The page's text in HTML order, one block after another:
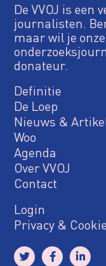
De VVOJ is een
journalisten.
maar wil je
donateur.
Definitie
De Loep
Nieuws &
Woo
Agenda
Over VVOJ
Contact
Login
Privacy &